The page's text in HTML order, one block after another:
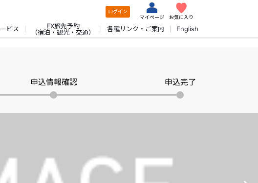
ログイン
マイページ
お気に入り
ビス
EX旅先予約
（宿泊・観光・交通）
各種リンク・ご案内 English
申込情報確認 申込完了